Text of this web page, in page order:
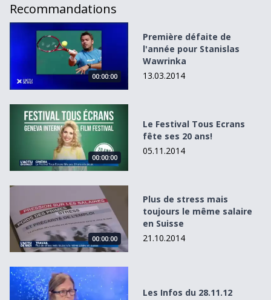
Recommandations
Première défaite de l&#039;année pour Stanislas
00:00:00
Première défaite de
l'année pour Stanislas
Wawrinka
13.03.2014
Le Festival Tous Ecrans fête ses 20 ans!
00:00:00
Le Festival Tous Ecrans
fête ses 20 ans!
05.11.2014
Plus de stress mais toujours le même salaire en Suisse
00:00:00
Plus de stress mais
toujours le même salaire
en Suisse
21.10.2014
Les Infos du 28.11.12
Les Infos du 28.11.12